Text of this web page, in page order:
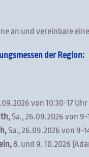
an und vereinbare
der Region:
von 10:30-17
Sa., 26.09.2026 von
Sa., 26.09.2026 von 9-
8. und 9. 10.2026